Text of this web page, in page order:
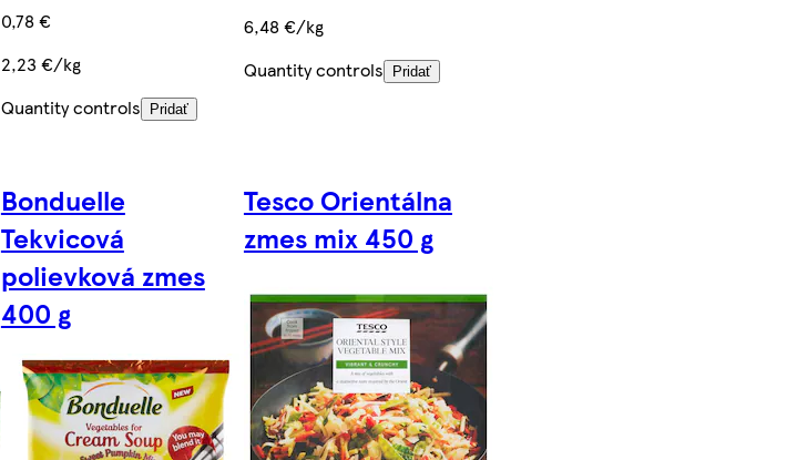
0,78 €
2,23 €/kg
Quantity controls
Pridať
6,48 €/kg
Quantity controls
Pridať
Bonduelle
Tekvicová
polievková zmes
400 g
Tesco Orientálna
zmes mix 450 g